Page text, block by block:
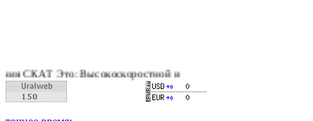
СКАТ Это: Высокоскоростной интернет, качественное